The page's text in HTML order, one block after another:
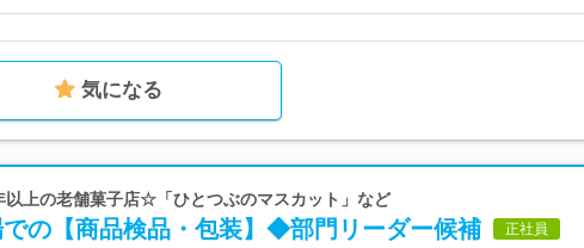
気になる
上の老舗菓子店☆「ひとつぶのマスカット」など
での【商品検品・包装】◆部門リーダー候補 正社員